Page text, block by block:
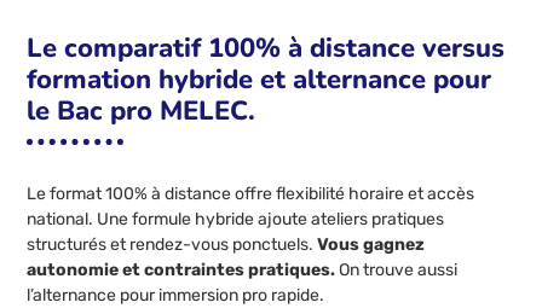
Le comparatif 100% à distance versus
formation hybride et alternance pour
le Bac pro MELEC.
Le format 100% à distance offre flexibilité horaire et accès
national. Une formule hybride ajoute ateliers pratiques
structurés et rendez-vous ponctuels.Vous gagnez
autonomie et contraintes pratiques.On trouve aussi
l’alternance pour immersion pro rapide.